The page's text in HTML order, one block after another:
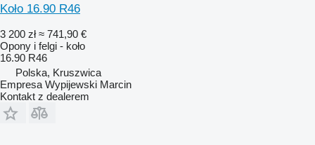
Koło 16.90 R46
3 200 zł ≈ 741,90 €
Opony i felgi - koło
16.90 R46
Polska, Kruszwica
Empresa Wypijewski Marcin
Kontakt z dealerem